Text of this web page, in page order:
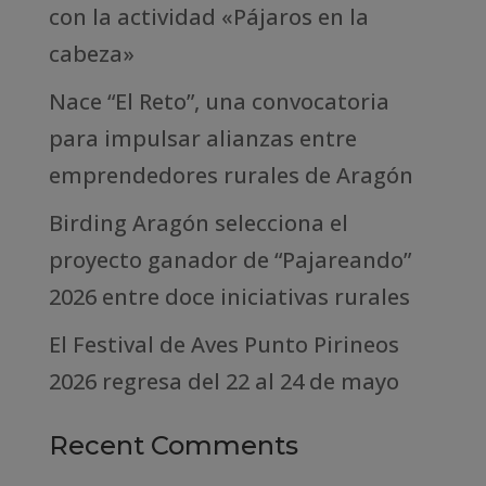
con la actividad «Pájaros en la
cabeza»
Nace “El Reto”, una convocatoria
para impulsar alianzas entre
emprendedores rurales de Aragón
Birding Aragón selecciona el
proyecto ganador de “Pajareando”
2026 entre doce iniciativas rurales
El Festival de Aves Punto Pirineos
2026 regresa del 22 al 24 de mayo
Recent Comments